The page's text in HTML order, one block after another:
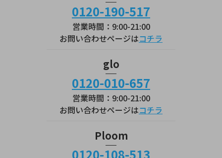
0120-190-517
営業時間：9:00-21:00
お問い合わせページはコチラ
glo
0120-010-657
営業時間：9:00-21:00
お問い合わせページはコチラ
Ploom
0120-108-513